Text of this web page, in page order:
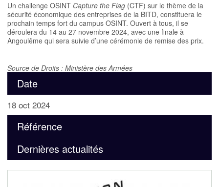
Un challenge OSINT Capture the Flag (CTF) sur le thème de la
sécurité économique des entreprises de la BITD, constituera le
prochain temps fort du campus OSINT. Ouvert à tous, il se
déroulera du 14 au 27 novembre 2024, avec une finale à
Angoulême qui sera suivie d’une cérémonie de remise des prix.
Source de Droits : Ministère des Armées
Date
18 oct 2024
Référence
Dernières actualités